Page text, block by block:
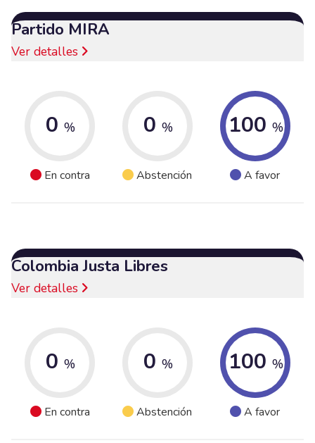
Partido MIRA
Ver detalles
0 %
En contra
0 %
Abstención
100 %
A favor
Colombia Justa Libres
Ver detalles
0 %
En contra
0 %
Abstención
100 %
A favor